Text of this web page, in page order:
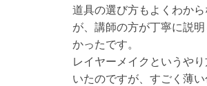
道具の選び方もよくわか
が、講師の方が丁寧に説
かったです。
レイヤーメイクというや
いたのですが、すごく薄